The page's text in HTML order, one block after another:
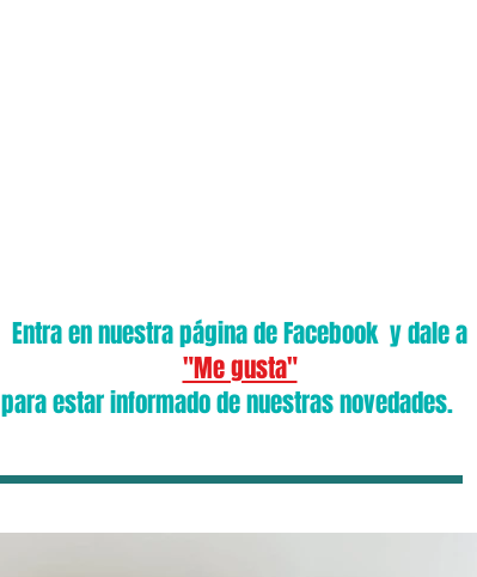
Entra en nuestra página de Facebook y dale a
"Me gusta"
para estar informado de nuestras novedades.